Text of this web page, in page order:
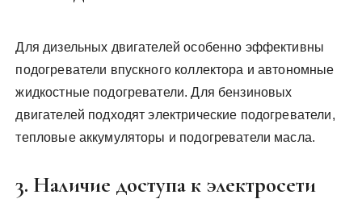
Для дизельных двигателей особенно эффективны
подогреватели впускного коллектора и автономные
жидкостные подогреватели. Для бензиновых
двигателей подходят электрические подогреватели,
тепловые аккумуляторы и подогреватели масла.
3. Наличие доступа к электросети